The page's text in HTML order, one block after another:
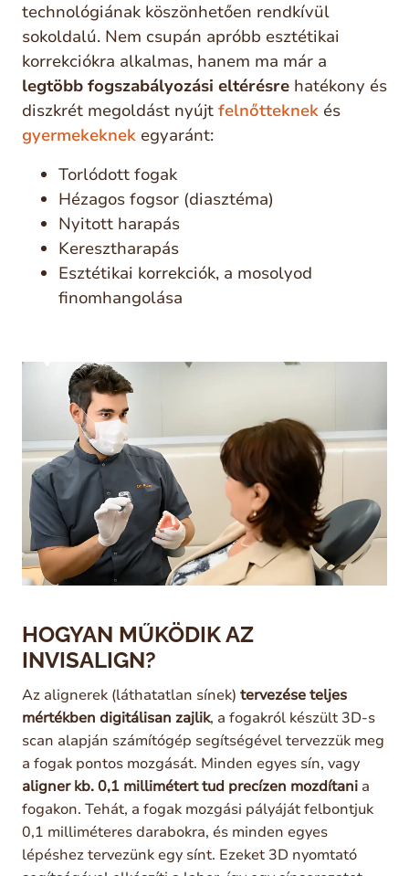
technológiának köszönhetően rendkívül
sokoldalú. Nem csupán apróbb esztétikai
korrekciókra alkalmas, hanem ma már a
legtöbb fogszabályozási eltérésrehatékony és
diszkrét megoldást nyújt felnőtteknekés
gyermekeknekegyaránt:
Torlódott fogak
Hézagos fogsor (diasztéma)
Nyitott harapás
Keresztharapás
Esztétikai korrekciók, a mosolyod
finomhangolása
HOGYAN MŰKÖDIK AZ
INVISALIGN?
Az alignerek (láthatatlan sínek) tervezése teljes
mértékben digitálisan zajlik, a fogakról készült 3D-s
scan alapján számítógép segítségével tervezzük meg
a fogak pontos mozgását. Minden egyes sín, vagy
aligner kb. 0,1 millimétert tudprecízen mozdítani a
fogakon. Tehát, a fogak mozgási pályáját felbontjuk
0,1 milliméteres darabokra, és minden egyes
lépéshez tervezünk egy sínt. Ezeket 3D nyomtató